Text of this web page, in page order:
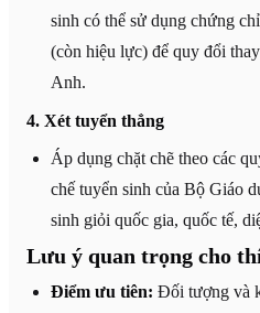
sinh có thể sử dụng chứng
(còn hiệu lực) để quy đổi
Anh.
4. Xét tuyển thẳng
Áp dụng chặt chẽ theo các
chế tuyển sinh của Bộ Giáo
sinh giỏi quốc gia, quốc tế,
Lưu ý quan trọng cho
Điểm ưu tiên: Đối tượng và